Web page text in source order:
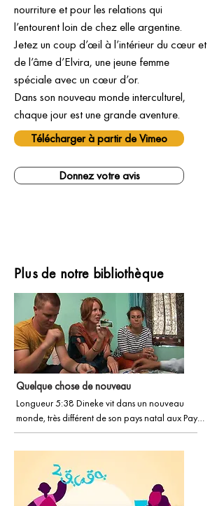
nourriture et pour les relations qui
l’entourent loin de chez elle argentine.
Jetez un coup d’œil à l’intérieur du cœur et
de l’âme d’Elvira, une jeune femme
spéciale avec un cœur d’or.
Dans son nouveau monde interculturel,
chaque jour est une grande aventure.
Télécharger à partir de Vimeo
Donnez votre avis
Plus de notre bibliothèque
Quelque chose de nouveau
Longueur 5:38 Dineke vit dans un nouveau
monde, très différent de son pays natal aux Pays-
Bas.
Elle et son mari Klaas sont en pleine épaisseur,
apprenant une nouvelle langue et une nouvelle
culture.